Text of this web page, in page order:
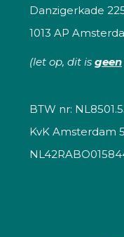
Danzigerkade
1013 AP
(let op, dit is geen
BTW nr:
KvK Amsterdam